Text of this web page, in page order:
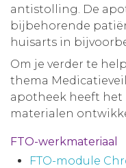
antistolling. De
bijbehorende
huisarts in
Om je verder te
thema
apotheek heeft het
materialen
FTO-werkmateriaal
FTO-module